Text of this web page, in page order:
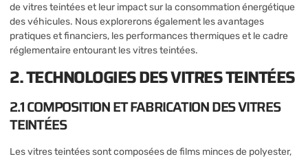
de vitres teintées et leur impact sur la consommation énergétique
des véhicules. Nous explorerons également les avantages
pratiques et financiers, les performances thermiques et le cadre
réglementaire entourant les vitres teintées.
2. TECHNOLOGIES DES VITRES TEINTÉES
2.1 COMPOSITION ET FABRICATION DES VITRES
TEINTÉES
Les vitres teintées sont composées de films minces de polyester,